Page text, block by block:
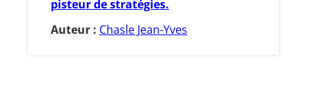
pisteur de stratégies.
Auteur : Chasle Jean-Yves